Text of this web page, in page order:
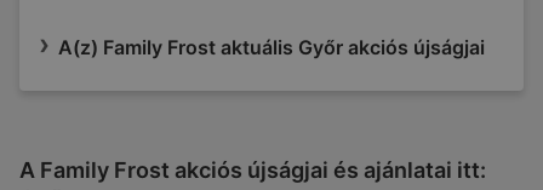
A(z) Family Frost aktuális Győr akciós újságjai
A Family Frost akciós újságjai és ajánlatai itt: